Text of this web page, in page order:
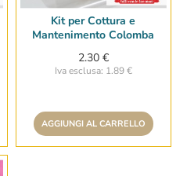
Kit per Cottura e
Mantenimento Colomba
2.30 €
Iva esclusa: 1.89 €
AGGIUNGI AL CARRELLO